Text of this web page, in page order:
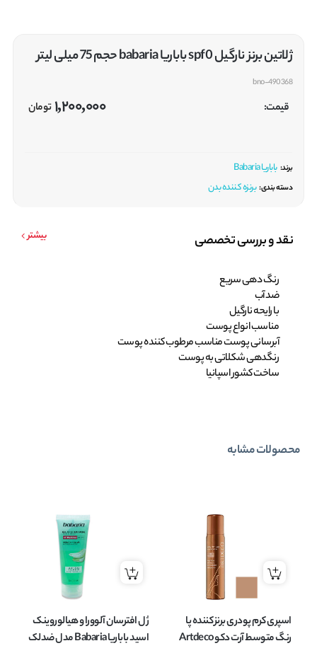
ژلاتین برنز نارگیل spf0 باباریا babaria حجم 75 میلی لیتر
bno-490368
قیمت: 1,200,000 تومان
برند: باباریا Babaria
دسته بندی: برنزه کننده بدن
نقد و بررسی تخصصی بیشتر
رنگ دهی سریع
ضد آب
با رایحه نارگیل
مناسب انواع پوست
آبرسانی پوست مناسب مرطوب کننده پوست
رنگدهی شکلاتی به پوست
ساخت کشور اسپانیا
محصولات مشابه
اسپری کرم پودری برنز کننده پا
رنگ متوسط آرت دکو Artdeco
ژل افترسان آلوورا و هیالوروینک
اسید باباریا Babaria مدل ضدلک